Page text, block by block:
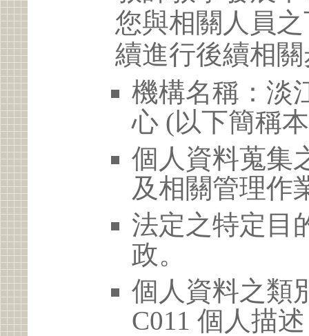
您與相關人員
續進行後續相
機構名稱：淡
心 (以下簡稱
個人資料蒐集
及相關管理作
法定之特定目
政。
個人資料之類
C011 個人描述